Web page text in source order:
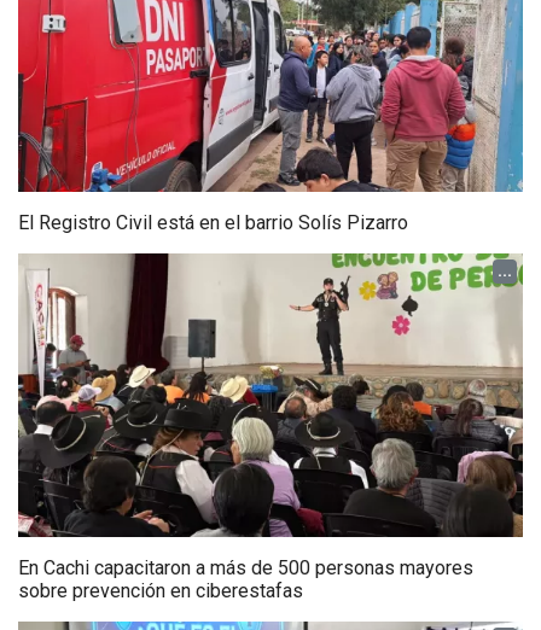
El Registro Civil está en el barrio Solís Pizarro
...
En Cachi capacitaron a más de 500 personas mayores
sobre prevención en ciberestafas